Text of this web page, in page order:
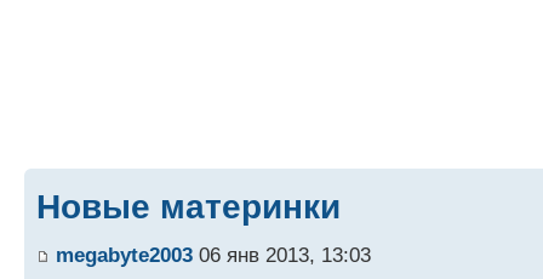
Новые материнки
megabyte2003 06 янв 2013, 13:03